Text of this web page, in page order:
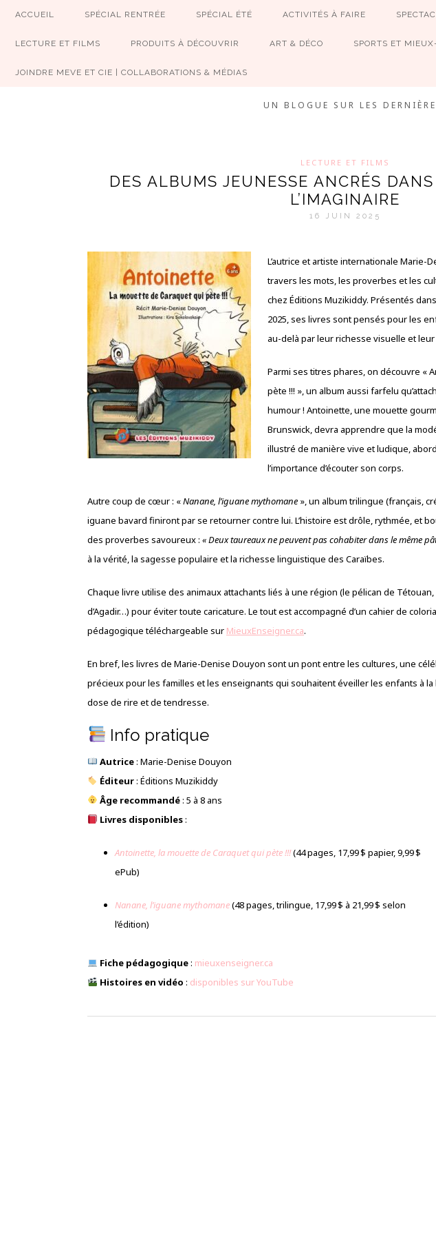
ACCUEIL SPÉCIAL RENTRÉE SPÉCIAL ÉTÉ ACTIVITÉS À FAIRE
LECTURE ET FILMS PRODUITS À DÉCOUVRIR ART & DÉCO SPORTS ET
JOINDRE MEVE ET CIE | COLLABORATIONS & MÉDIAS
UN BLOGUE SUR LES
LECTURE ET FILMS
DES ALBUMS JEUNESSE ANCRÉS
L’IMAGINAIRE
16 JUIN 2025
L’autrice et artiste internationale Marie-
travers les mots, les proverbes et les
chez Éditions Muzikiddy. Présentés
2025, ses livres sont pensés pour les
au-delà par leur richesse visuelle et
Parmi ses titres phares, on découvre «
pète !!! », un album aussi farfelu
humour ! Antoinette, une mouette
Brunswick, devra apprendre que la
illustré de manière vive et ludique,
l’importance d’écouter son corps.
Autre coup de cœur : «Nanane, l’iguane mythomane », un album trilingue (français,
iguane bavard finiront par se retourner contre lui. L’histoire est drôle, rythmée, et
des proverbes savoureux : « Deux taureaux ne peuvent pas cohabiter dans le même
à la vérité, la sagesse populaire et la richesse linguistique des Caraïbes.
Chaque livre utilise des animaux attachants liés à une région (le pélican de
d’Agadir…) pour éviter toute caricature. Le tout est accompagné d’un cahier de
pédagogique téléchargeable sur MieuxEnseigner.ca.
En bref, les livres de Marie-Denise Douyon sont un pont entre les cultures, une
précieux pour les familles et les enseignants qui souhaitent éveiller les enfants à
dose de rire et de tendresse.
Info pratique
Autrice: Marie-Denise Douyon
Éditeur: Éditions Muzikiddy
Âge recommandé: 5 à 8 ans
Livres disponibles:
Antoinette, la mouette de Caraquet qui pète !!!(44 pages, 17,99 $ papier, 9,99 $
ePub)
Nanane, l’iguane mythomane(48 pages, trilingue, 17,99 $ à 21,99 $ selon
l’édition)
Fiche pédagogique: mieuxenseigner.ca
Histoires en vidéo : disponibles sur YouTube